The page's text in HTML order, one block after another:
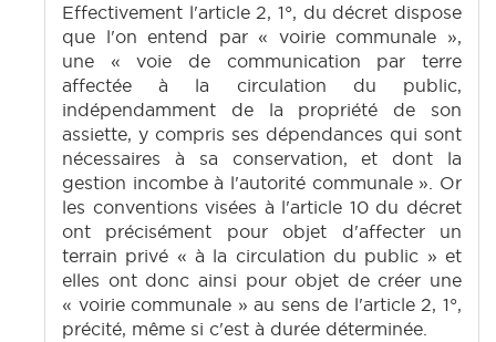
Effectivement l'article 2, 1°, du décret dispose
que l'on entend par « voirie communale »,
une « voie de communication par terre
affectée à la circulation du public,
indépendamment de la propriété de son
assiette, y compris ses dépendances qui sont
nécessaires à sa conservation, et dont la
gestion incombe à l'autorité communale ». Or
les conventions visées à l'article 10 du décret
ont précisément pour objet d'affecter un
terrain privé « à la circulation du public » et
elles ont donc ainsi pour objet de créer une
« voirie communale » au sens de l'article 2, 1°,
précité, même si c'est à durée déterminée.